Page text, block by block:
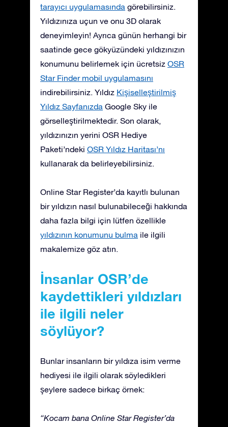
tarayıcı uygulamasında görebilirsiniz.
Yıldızınıza uçun ve onu 3D olarak
deneyimleyin! Ayrıca günün herhangi bir
saatinde gece gökyüzündeki yıldızınızın
konumunu belirlemek için ücretsiz OSR
Star Finder mobil uygulamasını
indirebilirsiniz. Yıldız Kişiselleştirilmiş
Yıldız Sayfanızda Google Sky ile
görselleştirilmektedir. Son olarak,
yıldızınızın yerini OSR Hediye
Paketi’ndeki OSR Yıldız Haritası’nı
kullanarak da belirleyebilirsiniz.
Online Star Register’da kayıtlı bulunan
bir yıldızın nasıl bulunabileceği hakkında
daha fazla bilgi için lütfen özellikle
yıldızının konumunu bulma ile ilgili
makalemize göz atın.
İnsanlar OSR’de
kaydettikleri yıldızları
ile ilgili neler
söylüyor?
Bunlar insanların bir yıldıza isim verme
hediyesi ile ilgili olarak söyledikleri
şeylere sadece birkaç örnek:
“Kocam bana Online Star Register’da